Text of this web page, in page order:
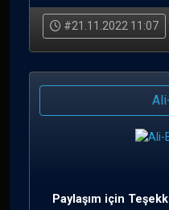
#21.11.2022 11:07
Paylaşım için